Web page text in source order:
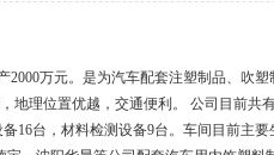
2000万元。是为汽车配套注塑制品、
地理位置优越，交通便利。 公司目前
16台，材料检测设备9台。车间目前